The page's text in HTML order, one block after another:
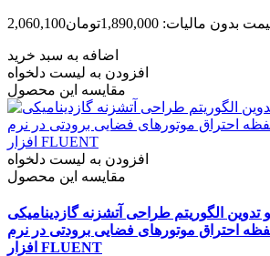
بدون مالیات: 1,890,000تومان
اضافه به سبد خرید
افزودن به لیست دلخواه
مقایسه این محصول
افزودن به لیست دلخواه
مقایسه این محصول
تدوین الگوریتم طراحی آتشزنه گازدینامیکی
احتراق موتورهای فضایی برودتی در نرم
افزار FLUENT